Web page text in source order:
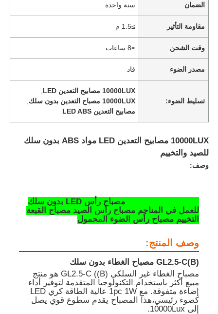
الضمان سنة واحدة
مقاومة التأثير ≥1.5 م
وقت الشحن ≥8 ساعات
مصدر الضوء قاد
تسليط الضوء:
10000LUX مصابيح التعدين LED
10000LUX مصباح التعدين بدون سلك
مصابيح التعدين LED ABS
10000LUX مصابيح التعدين LED مواد ABS بدون سلك
للصيد والتخييم
وصف:
GL2.5-C 10000LUX مصباح رأس LED بدون سلك
للعمل في المناجم مصباح رأس الصيد مصباح القبعة
التخييم مصباح رأس الضوء المحمول
وصف المنتج:
GL2.5-C(B) مصباح الغطاء بدون سلك
مصباح الغطاء غير السلكي GL2.5-C ((B) هو منتج
مبيع أكثر باستخدام التكنولوجيا المتقدمة لتوفير أداء
إضاءة متفوقة. مع 1pc 1W عالية الطاقة كري LED
كضوء رئيسي،هذا المصباح يقدم سطوع قوي يصل
إلى 10000Lux.